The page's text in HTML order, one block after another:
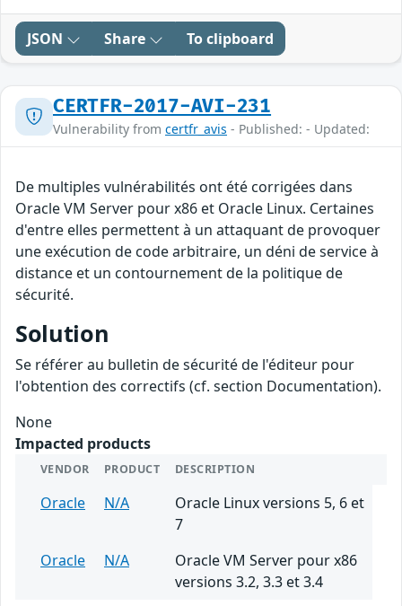
JSON Share To clipboard
CERTFR-2017-AVI-231
Vulnerability from certfr_avis - Published: - Updated:
De multiples vulnérabilités ont été corrigées dans
Oracle VM Server pour x86 et Oracle Linux. Certaines
d'entre elles permettent à un attaquant de provoquer
une exécution de code arbitraire, un déni de service à
distance et un contournement de la politique de
sécurité.
Solution
Se référer au bulletin de sécurité de l'éditeur pour
l'obtention des correctifs (cf. section Documentation).
None
Impacted products
VENDOR PRODUCT DESCRIPTION
Oracle N/A
Oracle Linux versions 5, 6 et
7
Oracle
N/A
Oracle VM Server pour x86
versions 3.2, 3.3 et 3.4